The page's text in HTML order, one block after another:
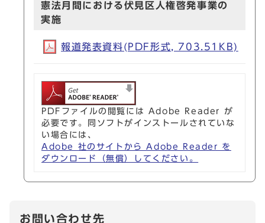
憲法月間における伏見区人権啓発事業の
実施
報道発表資料(PDF形式, 703.51KB)
PDFファイルの閲覧には Adobe Reader が
必要です。同ソフトがインストールされていな
い場合には、
Adobe 社のサイトから Adobe Reader を
ダウンロード（無償）してください。
お問い合わせ先